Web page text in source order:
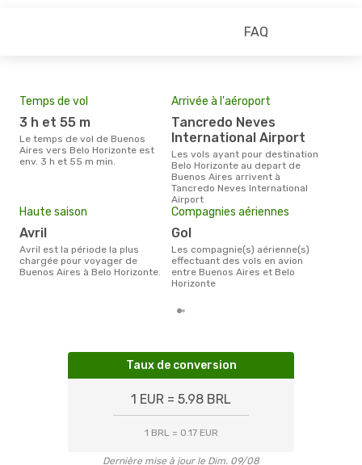
FAQ
Temps de vol
3 h et 55 m
Le temps de vol de Buenos
Aires vers Belo Horizonte est
env. 3 h et 55 m min.
Arrivée à l'aéroport
Tancredo Neves
International Airport
Les vols ayant pour destination
Belo Horizonte au depart de
Buenos Aires arrivent à
Tancredo Neves International
Airport
Haute saison
avril
avril est la période la plus
chargée pour voyager de
Buenos Aires à Belo Horizonte.
Compagnies aériennes
Gol
Les compagnie(s) aérienne(s)
effectuant des vols en avion
entre Buenos Aires et Belo
Horizonte
Taux de conversion
1 EUR = 5.98 BRL
1 BRL = 0.17 EUR
Dernière mise à jour le Dim. 09/08